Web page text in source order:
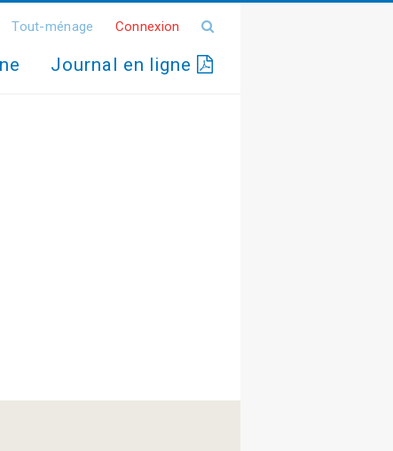
Tout-ménage Connexion
Journal en ligne